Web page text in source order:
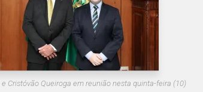
Cristóvão Queiroga em reunião nesta quinta-feira (10)